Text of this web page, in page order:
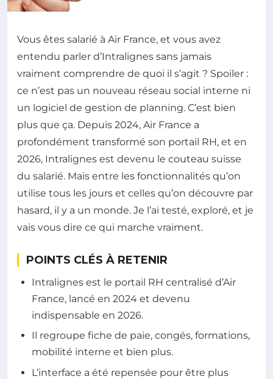
Vous êtes salarié à Air France, et vous avez
entendu parler d’Intralignes sans jamais
vraiment comprendre de quoi il s’agit ? Spoiler :
ce n’est pas un nouveau réseau social interne ni
un logiciel de gestion de planning. C’est bien
plus que ça. Depuis 2024, Air France a
profondément transformé son portail RH, et en
2026, Intralignes est devenu le couteau suisse
du salarié. Mais entre les fonctionnalités qu’on
utilise tous les jours et celles qu’on découvre par
hasard, il y a un monde. Je l’ai testé, exploré, et je
vais vous dire ce qui marche vraiment.
POINTS CLÉS À RETENIR
Intralignes est le portail RH centralisé d’Air
France, lancé en 2024 et devenu
indispensable en 2026.
Il regroupe fiche de paie, congés, formations,
mobilité interne et bien plus.
L’interface a été repensée pour être plus